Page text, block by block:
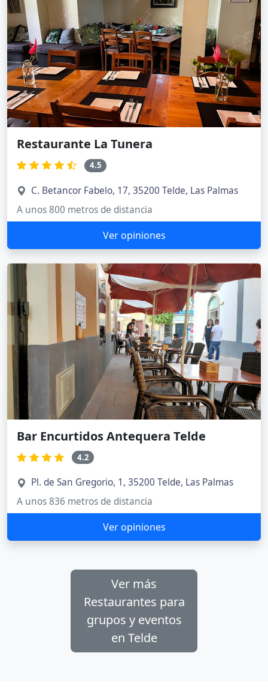
Restaurante La Tunera
4.5
C. Betancor Fabelo, 17, 35200 Telde, Las Palmas
A unos 800 metros de distancia
Ver opiniones
Bar Encurtidos Antequera Telde
4.2
Pl. de San Gregorio, 1, 35200 Telde, Las Palmas
A unos 836 metros de distancia
Ver opiniones
Ver más
Restaurantes para
grupos y eventos
en Telde